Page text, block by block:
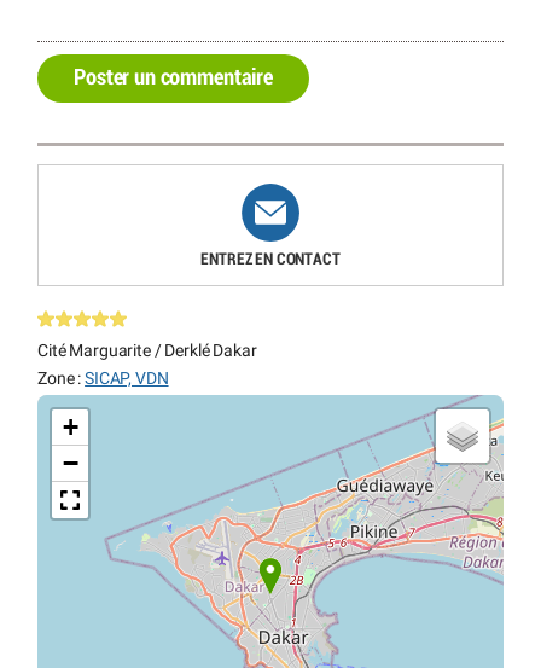
Poster un commentaire
ENTREZ EN CONTACT
Cité Marguarite / Derklé Dakar
Zone :SICAP, VDN
+
−